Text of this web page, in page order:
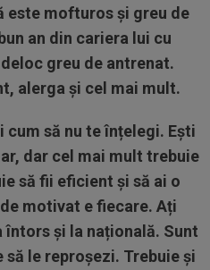
este mofturos și greu de
an din cariera lui cu
greu de antrenat.
alerga și cel mai mult.
cum să nu te înțelegi. Ești
dar cel mai mult trebuie
să fii eficient și să ai o
motivat e fiecare. Ați
întors și la națională. Sunt
să le reproșezi. Trebuie și